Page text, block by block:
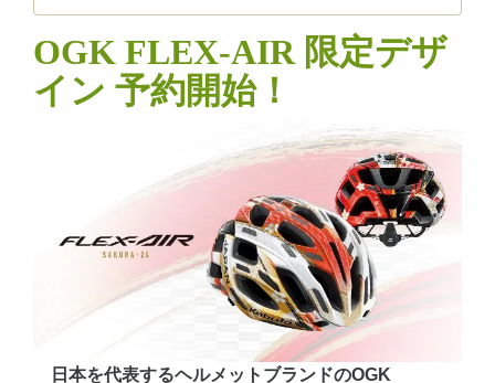
OGK FLEX-AIR 限定デザ
イン 予約開始！
日本を代表するヘルメットブランドのOGK